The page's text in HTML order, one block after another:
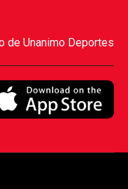
de Unanimo Deportes